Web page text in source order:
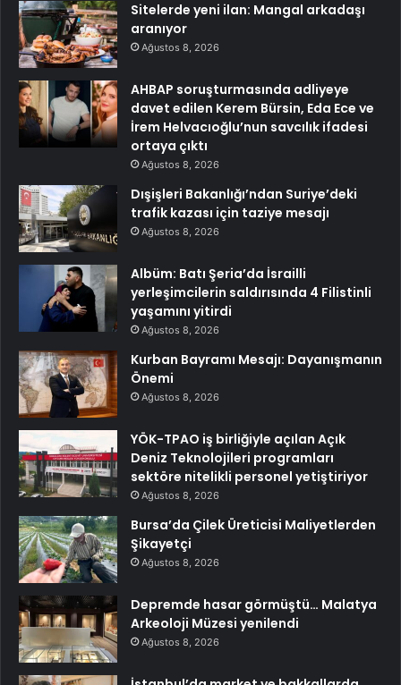
Sitelerde yeni ilan: Mangal arkadaşı
aranıyor
Ağustos 8, 2026
AHBAP soruşturmasında adliyeye
davet edilen Kerem Bürsin, Eda Ece ve
İrem Helvacıoğlu’nun savcılık ifadesi
ortaya çıktı
Ağustos 8, 2026
Dışişleri Bakanlığı’ndan Suriye’deki
trafik kazası için taziye mesajı
Ağustos 8, 2026
Albüm: Batı Şeria’da İsrailli
yerleşimcilerin saldırısında 4 Filistinli
yaşamını yitirdi
Ağustos 8, 2026
Kurban Bayramı Mesajı: Dayanışmanın
Önemi
Ağustos 8, 2026
YÖK-TPAO iş birliğiyle açılan Açık
Deniz Teknolojileri programları
sektöre nitelikli personel yetiştiriyor
Ağustos 8, 2026
Bursa’da Çilek Üreticisi Maliyetlerden
Şikayetçi
Ağustos 8, 2026
Depremde hasar görmüştü… Malatya
Arkeoloji Müzesi yenilendi
Ağustos 8, 2026